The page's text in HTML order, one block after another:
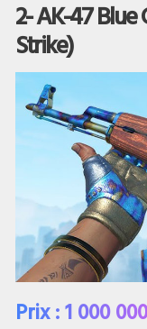
2- AK-47
Strike)
Prix : 1 000